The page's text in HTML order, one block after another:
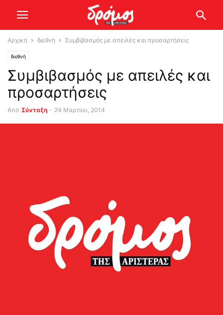
Αρχική διεθνή Συμβιβασμός με απειλές και προσαρτήσεις
διεθνή
Συμβιβασμός με απειλές και
προσαρτήσεις
Από Σύνταξη - 24 Μαρτίου, 2014